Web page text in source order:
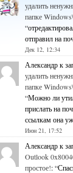
удалить
папке
“
отправил на
Дек 12, 12:34
Александрк
удалить
папке
“Можно ли
прислать на
ссылкам она
Июн 21, 17:52
Александрк
Outlook
простое!: “